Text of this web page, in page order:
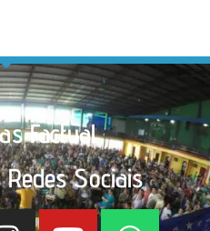
Factual
Sociais